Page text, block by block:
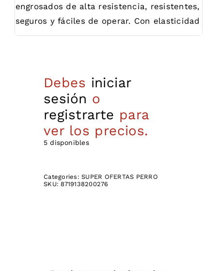
engrosados de alta resistencia, resistentes,
seguros y fáciles de operar. Con elasticidad
Debes iniciar
sesión o
registrarte para
ver los precios.
5 disponibles
Categories:SUPER OFERTAS PERRO
SKU: 8719138200276